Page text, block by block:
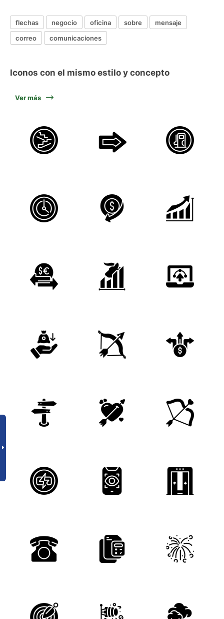
flechas negocio oficina sobre
mensaje
correo
comunicaciones
Iconos con el mismo estilo y concepto
Ver más